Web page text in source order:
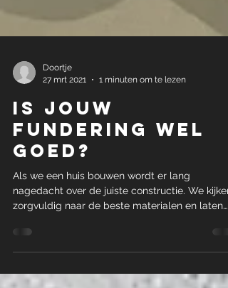
27 mrt 2021
1 minuten om te lezen
Is jouw
fundering wel
goed?
Als we een huis bouwen wordt er lang
zorgvuldig naar de beste materialen en laten